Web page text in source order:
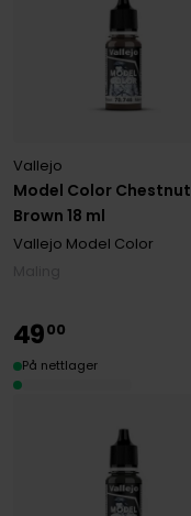
Model Color Chestnut
Brown 18 ml
Vallejo
Vallejo Model Color
4900
På nettlager